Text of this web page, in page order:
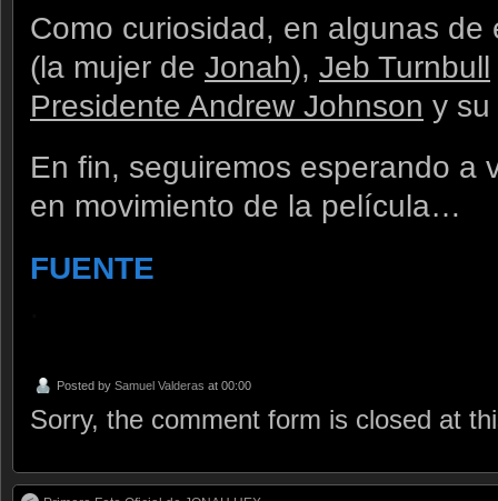
Como curiosidad, en algunas
(la mujer de Jonah), Jeb Turnbull
Presidente Andrew Johnson y su
En fin, seguiremos esperando a
en movimiento de la película…
FUENTE
Posted by Samuel Valderas at 00:00
Sorry, the comment form is closed at